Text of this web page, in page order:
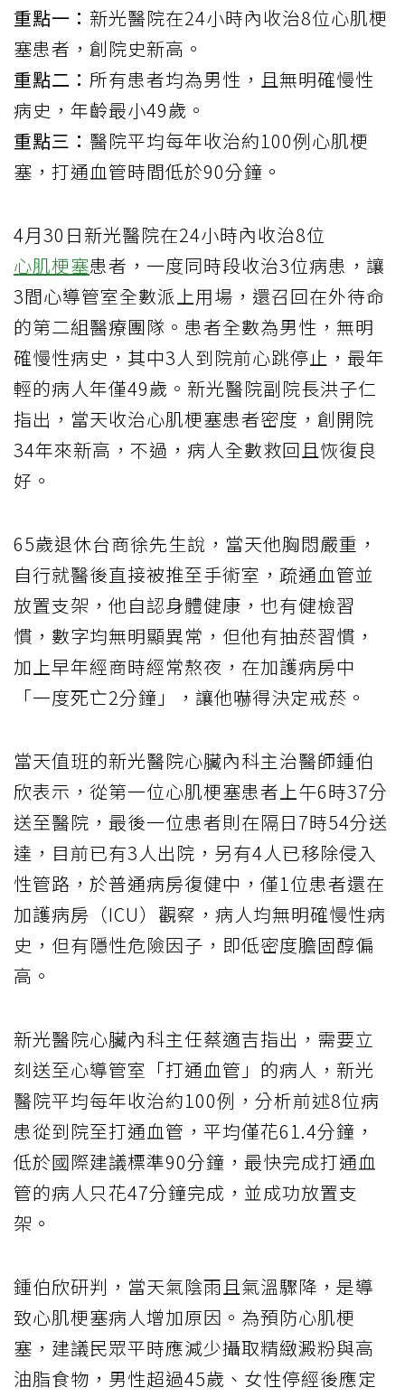
重點一： 新光醫院在24小時內收治8位心肌梗
塞患者，創院史新高。
重點二： 所有患者均為男性，且無明確慢性
病史，年齡最小49歲。
重點三： 醫院平均每年收治約100例心肌梗
塞，打通血管時間低於90分鐘。
4月30日新光醫院在24小時內收治8位
心肌梗塞患者，一度同時段收治3位病患，讓
3間心導管室全數派上用場，還召回在外待命
的第二組醫療團隊。患者全數為男性，無明
確慢性病史，其中3人到院前心跳停止，最年
輕的病人年僅49歲。新光醫院副院長洪子仁
指出，當天收治心肌梗塞患者密度，創開院
34年來新高，不過，病人全數救回且恢復良
好。
65歲退休台商徐先生說，當天他胸悶嚴重，
自行就醫後直接被推至手術室，疏通血管並
放置支架，他自認身體健康，也有健檢習
慣，數字均無明顯異常，但他有抽菸習慣，
加上早年經商時經常熬夜，在加護病房中
「一度死亡2分鐘」，讓他嚇得決定戒菸。
當天值班的新光醫院心臟內科主治醫師鍾伯
欣表示，從第一位心肌梗塞患者上午6時37分
送至醫院，最後一位患者則在隔日7時54分送
達，目前已有3人出院，另有4人已移除侵入
性管路，於普通病房復健中，僅1位患者還在
加護病房（ICU）觀察，病人均無明確慢性病
史，但有隱性危險因子，即低密度膽固醇偏
高。
新光醫院心臟內科主任蔡適吉指出，需要立
刻送至心導管室「打通血管」的病人，新光
醫院平均每年收治約100例，分析前述8位病
患從到院至打通血管，平均僅花61.4分鐘，
低於國際建議標準90分鐘，最快完成打通血
管的病人只花47分鐘完成，並成功放置支
架。
鍾伯欣研判，當天氣陰雨且氣溫驟降，是導
致心肌梗塞病人增加原因。為預防心肌梗
塞，建議民眾平時應減少攝取精緻澱粉與高
油脂食物，男性超過45歲、女性停經後應定